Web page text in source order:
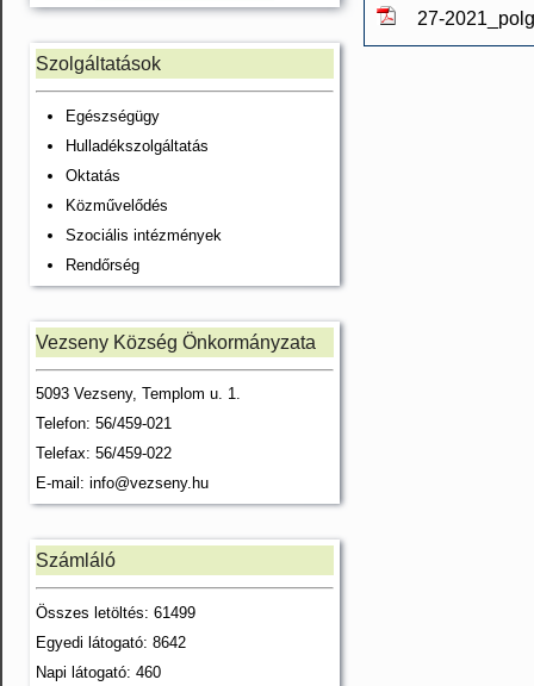
Szolgáltatások
Egészségügy
Hulladékszolgáltatás
Oktatás
Közművelődés
Szociális intézmények
Rendőrség
Vezseny Község Önkormányzata
5093 Vezseny, Templom u. 1.
Telefon: 56/459-021
Telefax: 56/459-022
E-mail: info@vezseny.hu
Számláló
Összes letöltés: 61499
Egyedi látogató: 8642
Napi látogató: 460
27-